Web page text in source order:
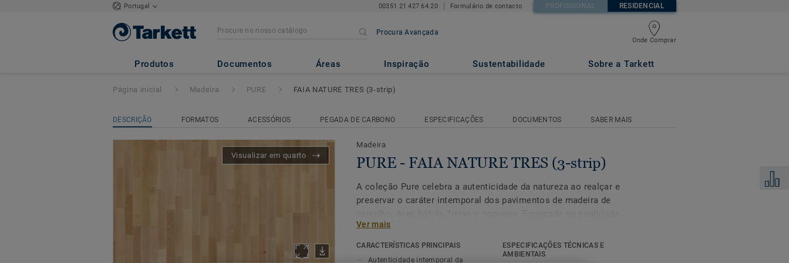
Portugal 00351 21 427 64 20 Formulário de contacto PROFISSIONAL RESIDENCIAL
Procura Avançada
Onde Comprar
Produtos Documentos Áreas Inspiração Sustentabilidade Sobre a Tarkett
PURE - FAIA NATURE TRES (3-strip)
Página inicial Madeira PURE FAIA NATURE TRES (3-strip)
DESCRIÇÃO FORMATOS ACESSÓRIOS PEGADA DE CARBONO ESPECIFICAÇÕES DOCUMENTOS SABER MAIS
Visualizar em quarto
Madeira
PURE - FAIA NATURE TRES (3-strip)
A coleção Pure celebra a autenticidade da natureza ao realçar e
preservar o caráter intemporal dos pavimentos de madeira de
tradição e durabilidade, o caráter exclusivo de cada espécie de
madeira nunca sai de moda. Tratado com um verniz mate ou
semibrilhante ou com um óleo natural para proteger o grão e a
Ver mais
CARACTERÍSTICAS PRINCIPAIS
Autenticidade intemporal da
ESPECIFICAÇÕES TÉCNICAS E
AMBIENTAIS